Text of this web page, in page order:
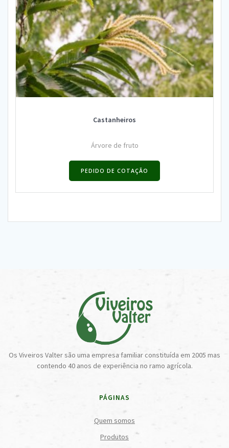
Castanheiros
Árvore de fruto
PEDIDO DE COTAÇÃO
Os Viveiros Valter são uma empresa familiar constituída em 2005 mas
contendo 40 anos de experiência no ramo agrícola.
PÁGINAS
Quem somos
Produtos